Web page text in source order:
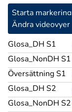
Starta markering
Ändra videovyer
Glosa_DH S1
Glosa_NonDH S1
Översättning S1
Glosa_DH S2
Glosa_NonDH S2